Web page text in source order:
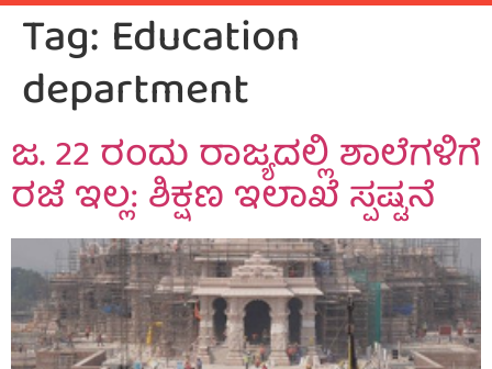
Tag: Education
department
ಜ. 22 ರಂದು ರಾಜ್ಯದಲ್ಲಿ ಶಾಲೆಗಳಿಗೆ
ರಜೆ ಇಲ್ಲ: ಶಿಕ್ಷಣ ಇಲಾಖೆ ಸ್ಪಷ್ಟನೆ